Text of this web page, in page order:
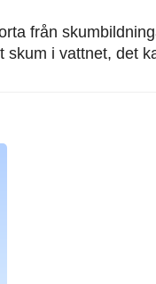
från
skum i vattnet, det